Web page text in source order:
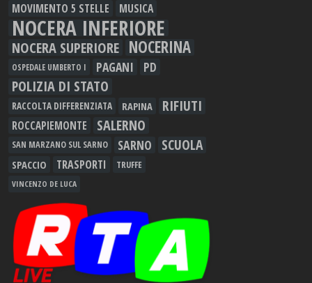
MOVIMENTO 5 STELLE MUSICA
NOCERA INFERIORE
NOCERA SUPERIORE NOCERINA
OSPEDALE UMBERTO I PAGANI PD
POLIZIA DI STATO
RACCOLTA DIFFERENZIATA RAPINA RIFIUTI
ROCCAPIEMONTE SALERNO
SAN MARZANO SUL SARNO SARNO SCUOLA
SPACCIO TRASPORTI TRUFFE
VINCENZO DE LUCA